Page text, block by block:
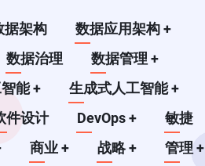
据架构 数据应用架构+
数据治理 数据管理+
智能+ 生成式人工智能+
件设计 DevOps+ 敏捷
商业+ 战略+ 管理+